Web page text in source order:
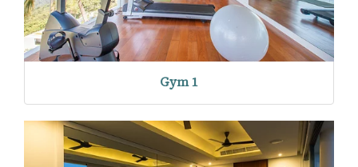
Gym 1